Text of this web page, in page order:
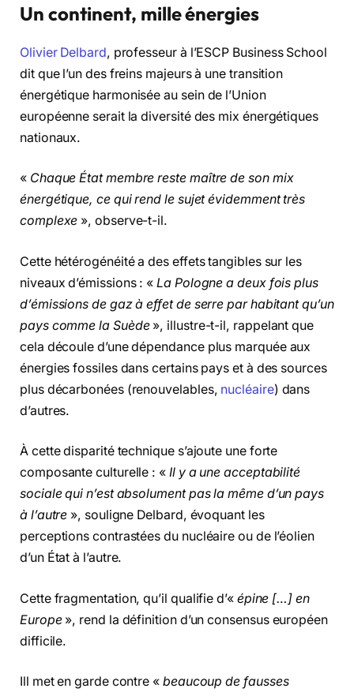
Un continent, mille énergies
Olivier Delbard, professeur à l’ESCP Business School
dit que l’un des freins majeurs à une transition
énergétique harmonisée au sein de l’Union
européenne serait la diversité des mix énergétiques
nationaux.
« Chaque État membre reste maître de son mix
énergétique, ce qui rend le sujet évidemment très
complexe », observe-t-il.
Cette hétérogénéité a des effets tangibles sur les
niveaux d’émissions : «La Pologne a deux fois plus
d’émissions de gaz à effet de serre par habitant qu’un
pays comme la Suède», illustre-t-il, rappelant que
cela découle d’une dépendance plus marquée aux
énergies fossiles dans certains pays et à des sources
plus décarbonées (renouvelables, nucléaire) dans
d’autres.
À cette disparité technique s’ajoute une forte
composante culturelle : « Il y a une acceptabilité
sociale qui n’est absolument pas la même d’un pays
à l’autre », souligne Delbard, évoquant les
perceptions contrastées du nucléaire ou de l’éolien
d’un État à l’autre.
Cette fragmentation, qu’il qualifie d’« épine […] en
Europe», rend la définition d’un consensus européen
difficile.
Ill met en garde contre « beaucoup de fausses